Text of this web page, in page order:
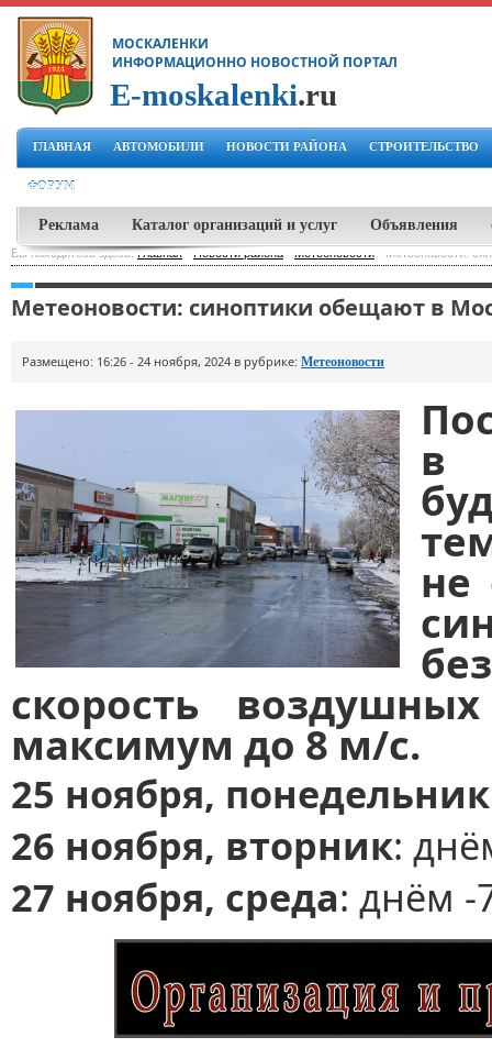
МОСКАЛЕНКИ
ИНФОРМАЦИОННО НОВОСТНОЙ ПОРТАЛ
E-moskalenki.ru
ГЛАВНАЯ АВТОМОБИЛИ НОВОСТИ РАЙОНА СТРОИТЕЛЬСТВО
ФОРУМ
Реклама Каталог организаций и услуг Объявления
Вы находитесь здесь:Главная-Новости района Метеоновости Метеоновости:
Метеоновости: синоптики обещают в
Размещено: 16:26 - 24 ноября, 2024 в рубрике: Метеоновости
в
не
скорость
максимум до 8 м/с.
25 ноября,
26 ноября, вторник:
27 ноября, среда: днём -